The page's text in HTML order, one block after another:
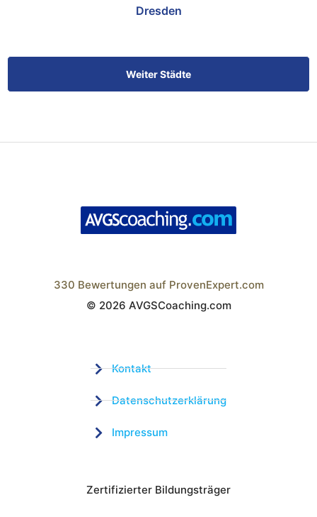
Dresden
Weiter Städte
Wistor GmbH
330 Bewertungen auf ProvenExpert.com
© 2026 AVGSCoaching.com
Kontakt
Datenschutzerklärung
Impressum
Zertifizierter Bildungsträger